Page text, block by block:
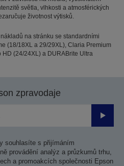
světla, vlhkosti a atmosférických
životnost výtisků.
na stránku se standardními
(18/18XL a 29/29XL), Claria Premium
(24/24XL) a DURABrite Ultra
zpravodaje
souhlasíte s přijímáním
provádění analýz a průzkumů trhu,
a promoakcích společnosti Epson